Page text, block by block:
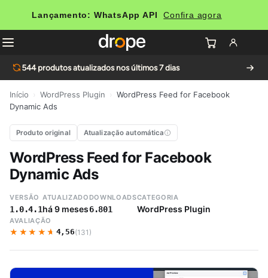
Lançamento: WhatsApp API Confira agora
544produtos atualizados nos últimos 7 dias
Início WordPress Plugin
WordPress Feed for Facebook
Dynamic Ads
Produto original Atualização automática
WordPress Feed for Facebook
Dynamic Ads
VERSÃO
1.0.4.1
ATUALIZADO
há 9 meses
DOWNLOADS
6.801
CATEGORIA
WordPress Plugin
AVALIAÇÃO
★★★★★
★★★★★ 4,56(131)